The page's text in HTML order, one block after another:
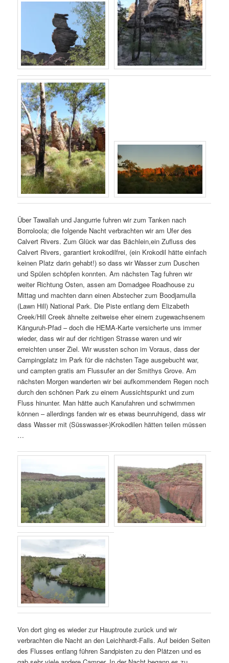
Über Tawallah und Jangurrie fuhren wir zum Tanken nach
Borroloola; die folgende Nacht verbrachten wir am Ufer des
Calvert Rivers. Zum Glück war das Bächlein,ein Zufluss des
Calvert Rivers, garantiert krokodilfrei, (ein Krokodil hätte einfach
keinen Platz darin gehabt!) so dass wir Wasser zum Duschen
und Spülen schöpfen konnten. Am nächsten Tag fuhren wir
weiter Richtung Osten, assen am Domadgee Roadhouse zu
Mittag und machten dann einen Abstecher zum Boodjamulla
(Lawn Hill) National Park. Die Piste entlang dem Elizabeth
Creek/Hill Creek ähnelte zeitweise eher einem zugewachsenem
Känguruh-Pfad – doch die HEMA-Karte versicherte uns immer
wieder, dass wir auf der richtigen Strasse waren und wir
erreichten unser Ziel. Wir wussten schon im Voraus, dass der
Campingplatz im Park für die nächsten Tage ausgebucht war,
und campten gratis am Flussufer an der Smithys Grove. Am
nächsten Morgen wanderten wir bei aufkommendem Regen noch
durch den schönen Park zu einem Aussichtspunkt und zum
Fluss hinunter. Man hätte auch Kanufahren und schwimmen
können – allerdings fanden wir es etwas beunruhigend, dass wir
dass Wasser mit (Süsswasser-)Krokodilen hätten teilen müssen
…
Von dort ging es wieder zur Hauptroute zurück und wir
verbrachten die Nacht an den Leichhardt-Falls. Auf beiden Seiten
des Flusses entlang führen Sandpisten zu den Plätzen und es